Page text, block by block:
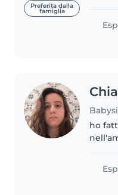
Preferita dalla
famiglia
di 6
dei
ho
fare